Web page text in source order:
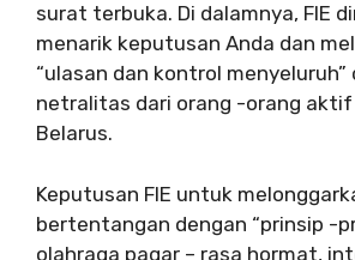
surat terbuka. Di dalamnya, FIE
menarik keputusan Anda dan
“ulasan dan kontrol menyeluruh”
netralitas dari orang -orang aktif
Belarus.
Keputusan FIE untuk
bertentangan dengan “prinsip -
olahraga pagar – rasa hormat,